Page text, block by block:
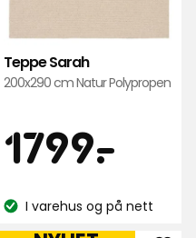
Teppe Sarah
200x290 cm Natur Polypropen
Pris
1799-
.
kr
Lagerbalanse:
I varehus og på nett